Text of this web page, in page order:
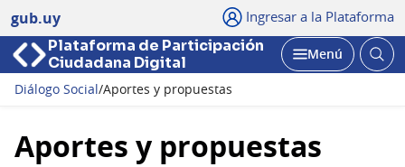
gub.uy Ingresar a la Plataforma
Plataforma de Participación
Ciudadana Digital
Abrir
Menú
Diálogo Social/Aportes y propuestas
Aportes y propuestas